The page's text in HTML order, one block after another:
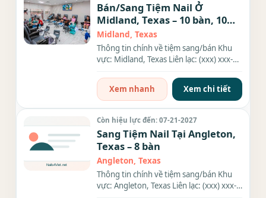
Bán/Sang Tiệm Nail Ở
Midland, Texas – 10 bàn, 10
ghế
Midland, Texas
Thông tin chính về tiệm sang/bán Khu
vực: Midland, Texas Liên lạc: (xxx) xxx-
Xem nhanh
Xem chi tiết
Còn hiệu lực đến: 07-21-2027
Sang Tiệm Nail Tại Angleton,
Texas – 8 bàn
Angleton, Texas
Thông tin chính về tiệm sang/bán Khu
vực: Angleton, Texas Liên lạc: (xxx) xxx-